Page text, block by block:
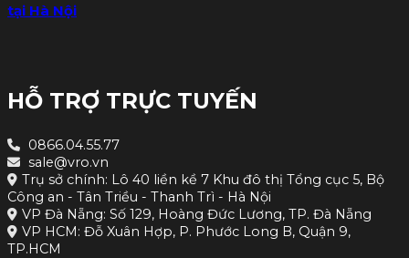
tại Hà Nội
HỖ TRỢ TRỰC TUYẾN
0866.04.55.77
sale@vro.vn
Trụ sở chính: Lô 40 liền kề 7 Khu đô thị Tổng cục 5, Bộ
Công an - Tân Triều - Thanh Trì - Hà Nội
VP Đà Nẵng: Số 129, Hoàng Đức Lương, TP. Đà Nẵng
VP HCM: Đỗ Xuân Hợp, P. Phước Long B, Quận 9,
TP.HCM